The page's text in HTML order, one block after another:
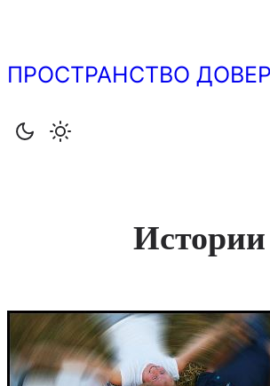
содержимому
ПРОСТРАНСТВО
Истории